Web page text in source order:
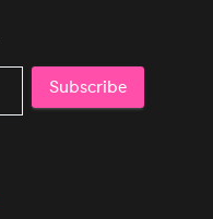
Subscribe